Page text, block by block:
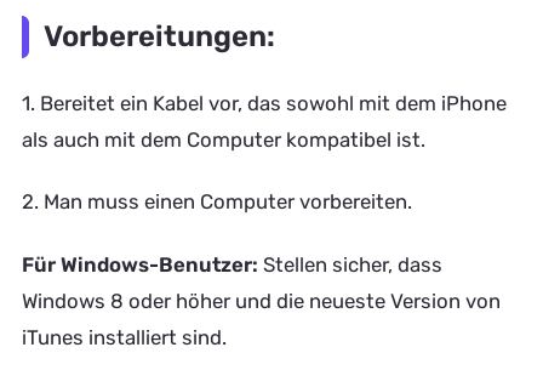
Vorbereitungen:
1. Bereitet ein Kabel vor, das sowohl mit dem iPhone
als auch mit dem Computer kompatibel ist.
2. Man muss einen Computer vorbereiten.
Für Windows-Benutzer: Stellen sicher, dass
Windows 8 oder höher und die neueste Version von
iTunes installiert sind.